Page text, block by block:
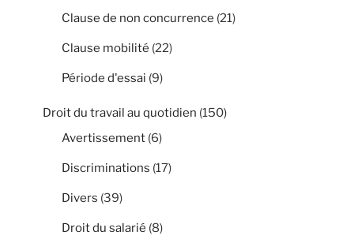
Clause de non concurrence (21)
Clause mobilité (22)
Période d'essai (9)
Droit du travail au quotidien (150)
Avertissement (6)
Discriminations (17)
Divers (39)
Droit du salarié (8)